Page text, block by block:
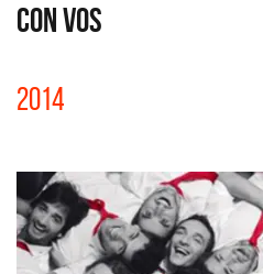
CON VOS
2014